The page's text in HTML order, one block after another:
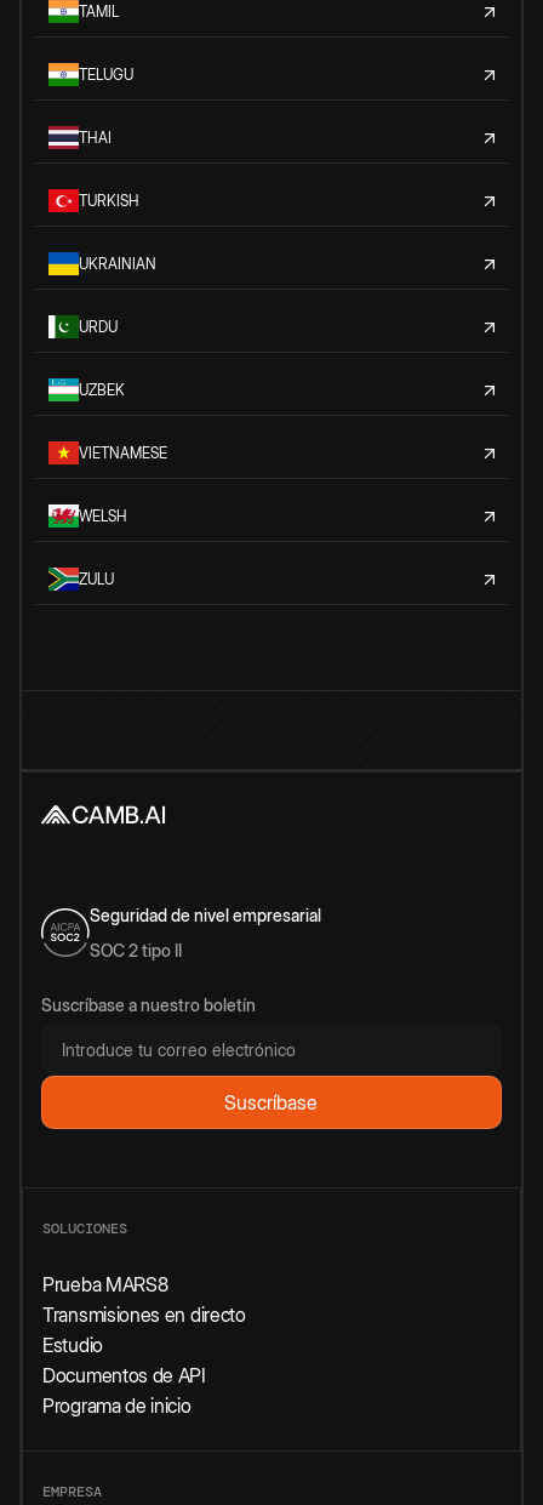
TAMIL
TELUGU
THAI
TURKISH
UKRAINIAN
URDU
UZBEK
VIETNAMESE
WELSH
ZULU
Seguridad de nivel empresarial
SOC 2 tipo II
Suscríbase a nuestro boletín
SOLUCIONES
Prueba MARS8
Transmisiones en directo
Estudio
Documentos de API
Programa de inicio
EMPRESA